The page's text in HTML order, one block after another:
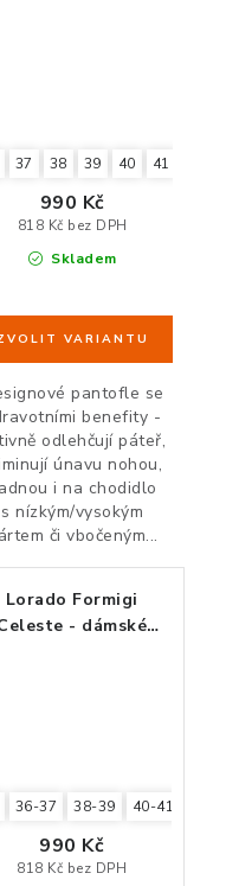
39-40 37-38 35-36
37 38 39 40 41
Skladem
818 Kč bez DPH
990 Kč
pantofle se
benefity -
odlehčují páteř,
únavu nohou,
i na chodidlo
s nízkým/vysokým
či vbočeným...
Lorado Formigi
- dámské
36-37 38-39 40-41
818 Kč bez DPH
990 Kč